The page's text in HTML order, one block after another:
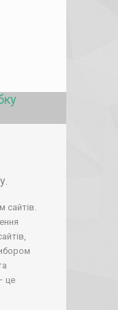
сайтів.
це